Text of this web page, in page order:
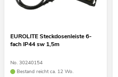
EUROLITE Steckdosenleiste 6-
fach IP44 sw 1,5m
No. 30240154
Bestand reicht ca. 12 Wo.